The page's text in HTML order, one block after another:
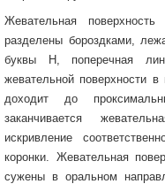
Жевательная
разделены бороздками,
буквы Н, поперечная
жевательной поверхности
доходит до
заканчивается
искривление
коронки. Жевательная
сужены в оральном